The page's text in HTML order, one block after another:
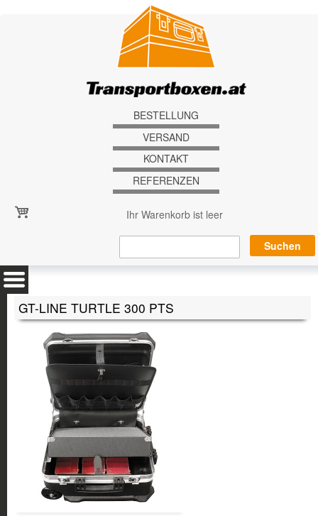
BESTELLUNG
VERSAND
KONTAKT
REFERENZEN
Ihr Warenkorb ist leer
GT-LINE TURTLE 300 PTS